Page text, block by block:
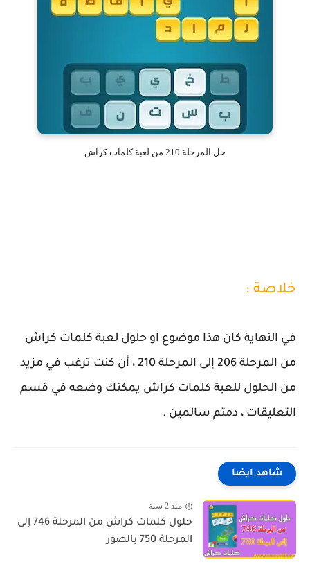
حل المرحلة 210 من لعبة كلمات كراش
خلاصة :
في النهاية كان هذا موضوع او حلول لعبة كلمات كراش
من المرحلة 206 إلى المرحلة 210 ، أن كنت ترغب في مزيد
من الحلول للعبة كلمات كراش يمكنك وضعه في قسم
التعليقات ، دمتم سالمين .
شاهد ايضا
منذ 2 سنة
حلول كلمات كراش من المرحلة 746 إلى
المرحلة 750 بالصور